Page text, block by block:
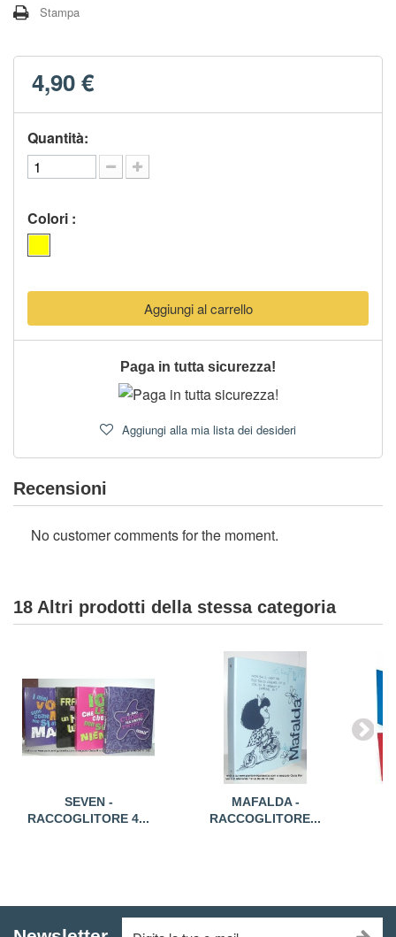
Stampa
4,90 €
Quantità:
Colori :
Aggiungi al carrello
Paga in tutta sicurezza!
Aggiungi alla mia lista dei desideri
Recensioni
No customer comments for the moment.
18 Altri prodotti della stessa categoria
SEVEN -
RACCOGLITORE 4...
MAFALDA -
RACCOGLITORE...